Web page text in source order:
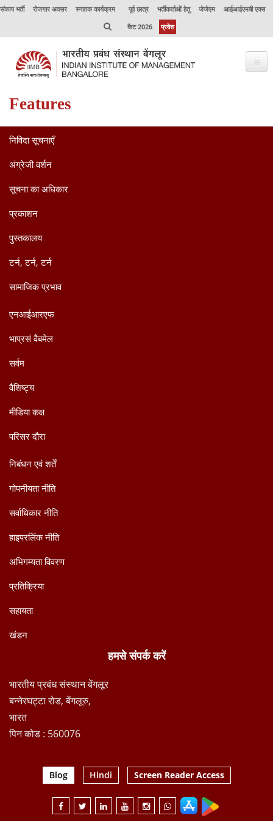
संकाय भर्ती रोजगार अवसर स्नातक कार्यक्रम पूर्व छात्र भर्तीकर्ताओं हेतु जेजेएम
आईआईएमबी एक्स
कैट 2026
प्रवेश
भाप्रसंबें के विषय में
कार्यक्रम
जर्नल
Features
निविदा सूचनाएँ
अंग्रेजी वर्शन
सूचना का अधिकार
प्रकाशन
पुस्तकालय
टर्न, टर्न, टर्न
सामाजिक प्रभाव
एनआईआरएफ
भाप्रसं वैबमेल
सर्वम
वैशिष्ट्य
मीडिया कक्ष
परिसर दौरा
निबंधन एवं शर्तें
गोपनीयता नीति
सर्वाधिकार नीति
हाइपरलिंक नीति
अभिगम्यता विवरण
प्रतिक्रिया
सहायता
खंडन
हमसे संपर्क करें
भारतीय प्रबंध संस्थान बेंगलूर
बन्नेरघट्टा रोड, बेंगलूरु,
भारत
पिन कोड : 560076
Blog Hindi Screen Reader Access